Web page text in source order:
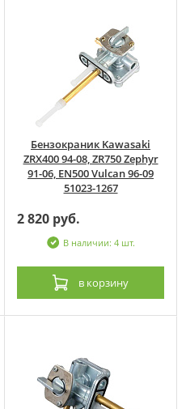
Бензокраник Kawasaki
ZRX400 94-08, ZR750 Zephyr
91-06, EN500 Vulcan 96-09
51023-1267
2 820 руб.
В наличии: 4 шт.
в корзину